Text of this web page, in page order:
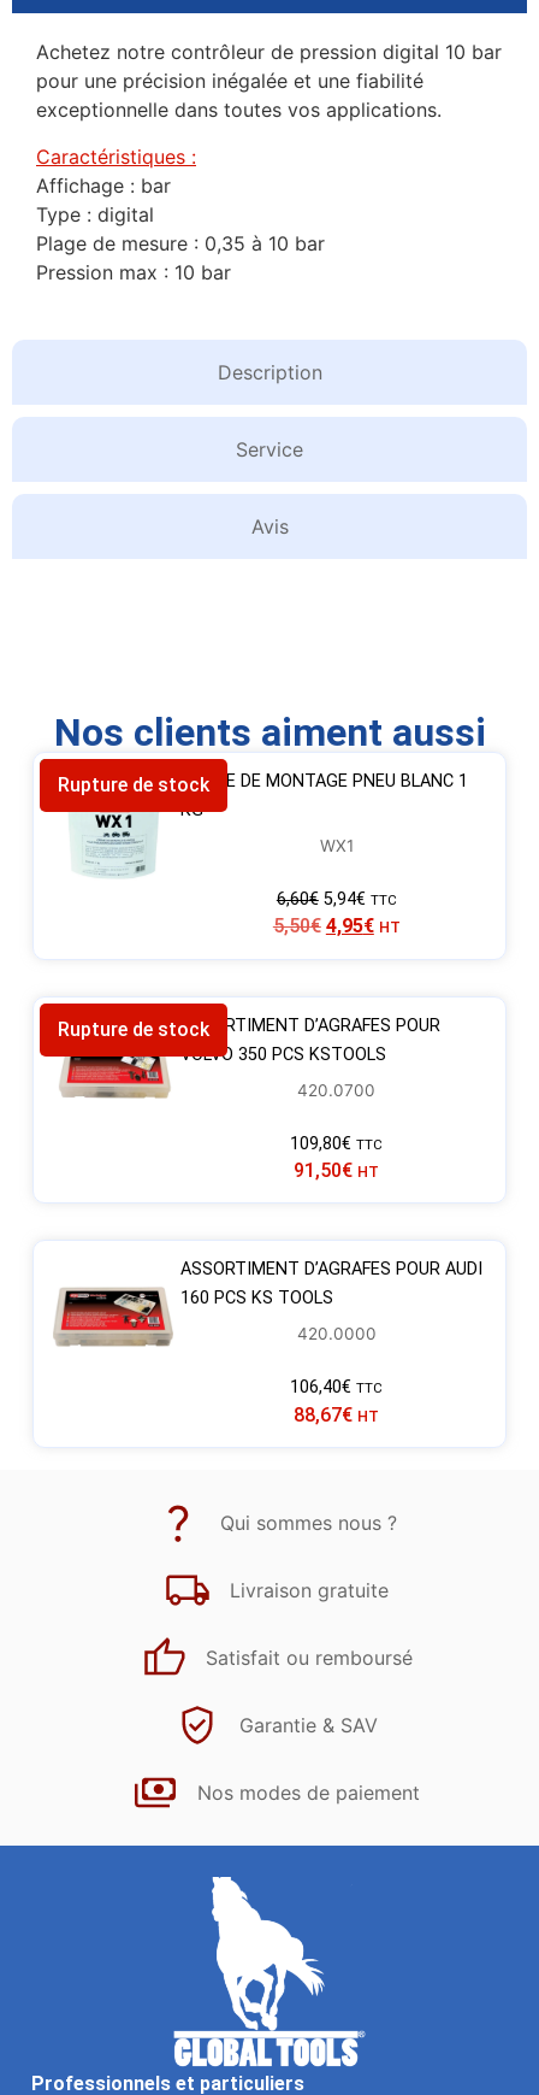
Description
Service
Avis
Achetez notre contrôleur de pression digital 10 bar
pour une précision inégalée et une fiabilité
exceptionnelle dans toutes vos applications.
Caractéristiques :
Affichage : bar
Type : digital
Plage de mesure : 0,35 à 10 bar
Pression max : 10 bar
Nos clients aiment aussi
-10%
Rupture de stockCRÈME DE MONTAGE PNEU BLANC 1
KG
WX1
6,60€ 5,94€ TTC
5,50€ 4,95€ HT
Rupture de stockASSORTIMENT D’AGRAFES POUR
VOLVO 350 PCS KSTOOLS
420.0700
109,80€ TTC
91,50€ HT
ASSORTIMENT D’AGRAFES POUR AUDI
160 PCS KS TOOLS
420.0000
106,40€ TTC
88,67€ HT
Qui sommes nous ?
Livraison gratuite
Satisfait ou remboursé
Garantie & SAV
Nos modes de paiement
Professionnels et particuliers